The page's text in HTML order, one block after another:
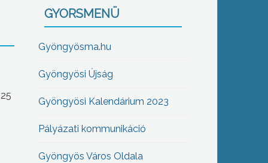
GYORSMENÜ
Gyöngyösma.hu
Gyöngyösi Újság
Gyöngyösi Kalendárium 2023
Pályázati kommunikáció
Gyöngyös Város Oldala